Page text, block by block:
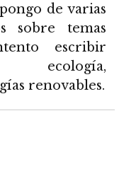
de varias
sobre temas
escribir
ecología,
renovables.